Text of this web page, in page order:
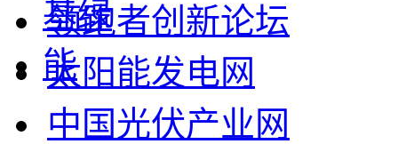
领跑者创新论坛
太阳能发电网
中国光伏产业网